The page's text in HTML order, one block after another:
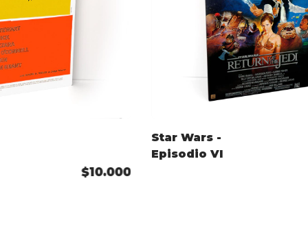
$10.000
Star Wars -
Episodio VI